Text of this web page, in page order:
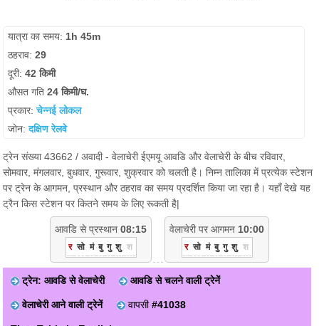
यात्रा का समय: 1h 45m
ठहराव:29
दूरी:42 किमी
औसत गति24 किमी/घ.
प्रकार:चेन्नई लोकल
जोन:दक्षिण रेलवे
ट्रेन संख्या 43662 / अवादी - वेलाचेरी ईएमयू आवडि और वेलाचेरी के बीच रविवार,
सोमवार, मंगलवार, बुधवार, गुरूवार, शुक्रवार को चलती है। निम्न तालिका में प्रत्येक स्टेशन
पर ट्रेन के आगमन, प्रस्थान और ठहराव का समय प्रदर्शित किया जा रहा है। यहाँ देखे यह
ट्रैन किस स्टेशन पर कितने समय के लिए रूकती है|
आवडि से प्रस्थान 08:15
र सो मं बु गु शु श
वेलाचेरी पर आगमन 10:00
र सो मं बु गु शु श
ट्रेन: आवडि से वेलाचेरी आवडि से चलने वाली ट्रेनें
वेलाचेरी आने वाली ट्रेनें वापसी#41038